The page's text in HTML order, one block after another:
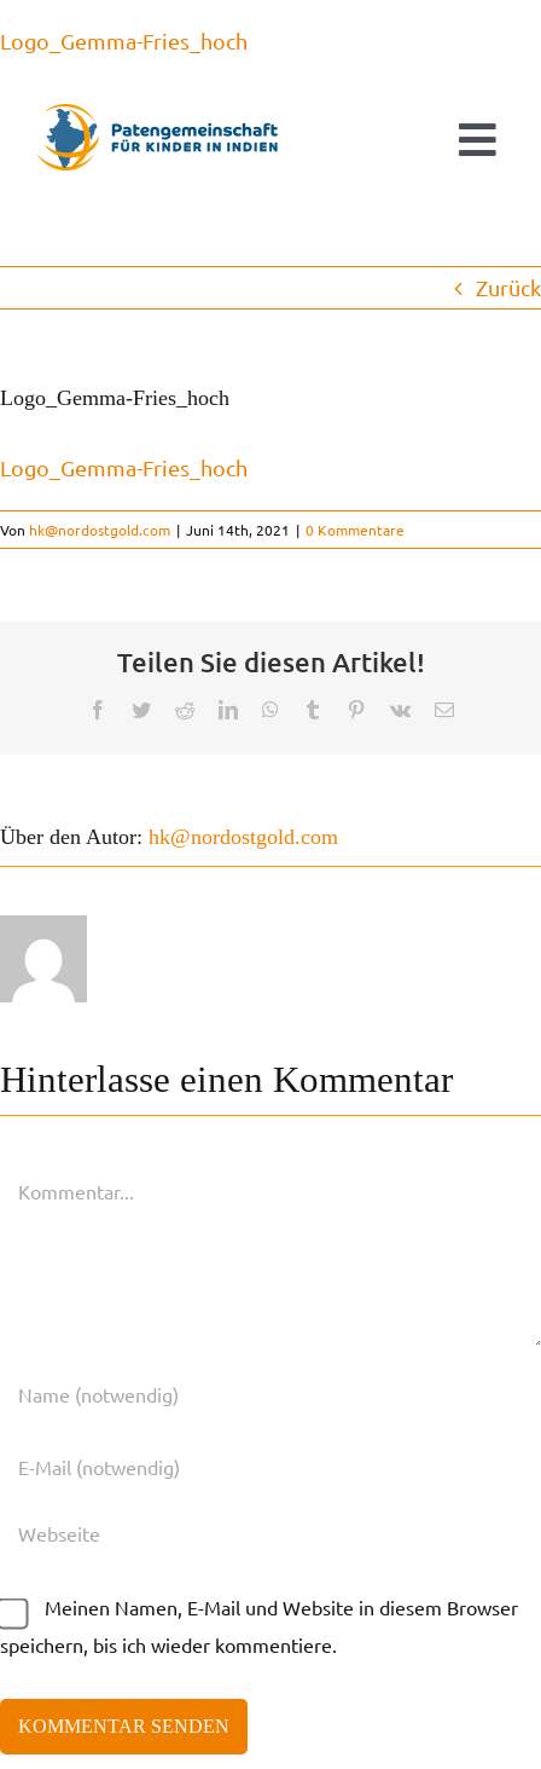
Inhalt
Logo_Gemma-Fries_hoch
Patenschaften
Ausbildung & Studium
Kinderorthopädie
Der Verein
FAQ
Zurück
Logo_Gemma-Fries_hoch
Logo_Gemma-Fries_hoch
Von hk@nordostgold.com | Juni 14th, 2021 | 0 Kommentare
Teilen Sie diesen Artikel!
Facebook
TwitterRedditLinkedInWhatsApp
Tumblr Pinterest
Vk
E-
Über den Autor: hk@nordostgold.com
Hinterlasse einen Kommentar
Meinen Namen, E-Mail und Website in diesem Browser
speichern, bis ich wieder kommentiere.